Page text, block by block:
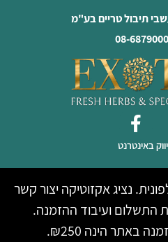
תיבול טריים בע"מ
באינטרנט
נציג אקזוטיקה יצור קשר
התשלום ועיבוד ההזמנה.
באתר הינה ₪250.